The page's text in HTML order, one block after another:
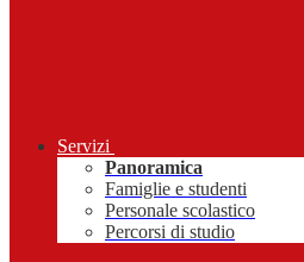
Servizi
Panoramica
Famiglie e studenti
Personale scolastico
Percorsi di studio